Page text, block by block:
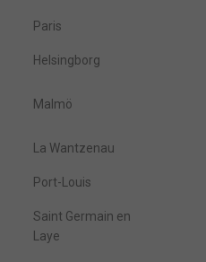
Paris
Helsingborg
Malmö
La Wantzenau
Port-Louis
Saint Germain en
Laye